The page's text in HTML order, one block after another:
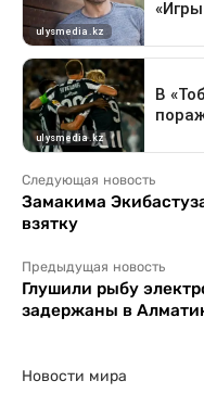
Следующая новость
Замакима
взятку
Предыдущая новость
Глушили рыбу
задержаны в
Новости мира